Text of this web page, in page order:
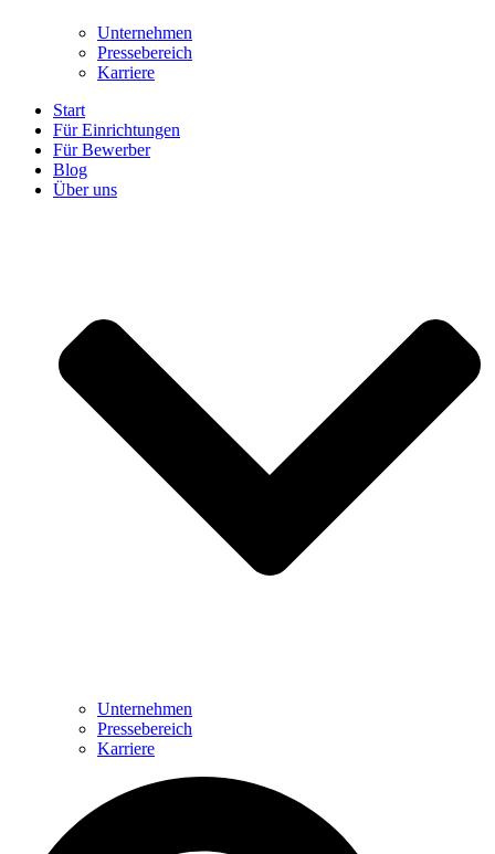
Unternehmen
Pressebereich
Karriere
Start
Für Einrichtungen
Für Bewerber
Blog
Über uns
Unternehmen
Pressebereich
Karriere